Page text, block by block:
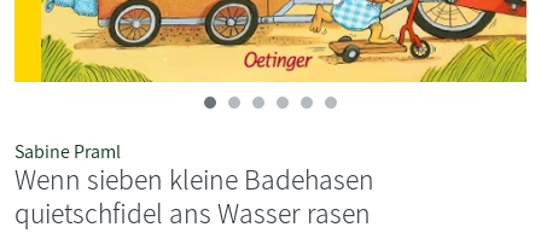
Sabine Praml
Wenn sieben kleine Badehasen
quietschfidel ans Wasser rasen